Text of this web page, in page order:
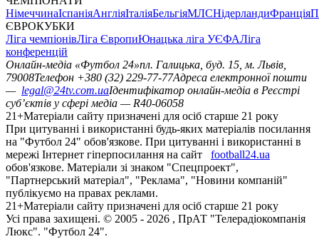
НімеччинаІспаніяАнгліяІталіяБельгіяМЛСНідерландиФранція
ЄВРОКУБКИ
Ліга чемпіонівЛіга ЄвропиЮнацька ліга УЄФАЛіга
конференцій
Онлайн-медіа «Футбол 24»пл. Галицька, буд. 15, м. Львів,
79008Телефон +380 (32) 229-77-77Адреса електронної пошти
— legal@24tv.com.uaІдентифікатор онлайн-медіа в Реєстрі
суб’єктів у сфері медіа — R40-06058
21+Матеріали сайту призначені для осіб старше 21 року
При цитуванні і використанні будь-яких матеріалів посилання
на "Футбол 24" обов'язкове. При цитуванні і використанні в
мережі Інтернет гіперпосилання на сайт
football24.ua
обов'язкове. Матеріали зі знаком "Спецпроект",
"Партнерський матеріал", "Реклама", "Новини компаній"
публікуємо на правах реклами.
21+Матеріали сайту призначені для осіб старше 21 року
Усi права захищенi. © 2005 - 2026 , ПрАТ "Телерадіокомпанія
Люкс". "Футбол 24".